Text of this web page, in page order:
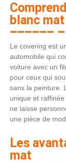
blanc mat
Le covering est
automobile qui
voiture avec un
pour ceux qui
sans la peinture.
unique et
ne laisse
une pièce de
Les
mat